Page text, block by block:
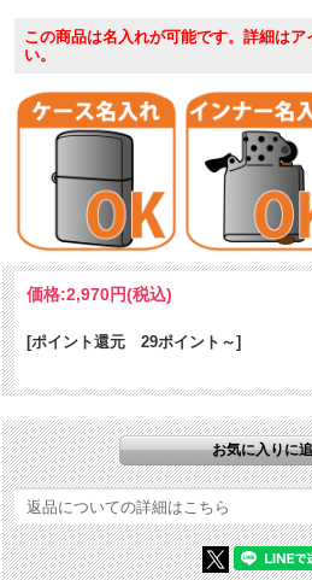
※US加工品ならではの、「キャンドボト
が窪んだ上げ底）一般的に採用されてい
ケース形状：レギュラー・ケース
加工表面処理：Black Matte｜彫刻
この商品は名入れが可能です。詳細は
い。
価格:2,970円(税込)
[ポイント還元 29ポイント～]
返品についての詳細はこちら